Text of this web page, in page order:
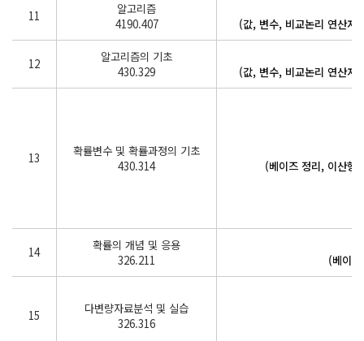
11
알고리즘
4190.407
(값, 변수, 비교논리 연산자
12
알고리즘의 기초
430.329
(값, 변수, 비교논리 연산자
13
확률변수 및 확률과정의 기초
430.314
(베이즈 정리, 이산형
14
확률의 개념 및 응용
326.211
(베이
15
다변량자료분석 및 실습
326.316